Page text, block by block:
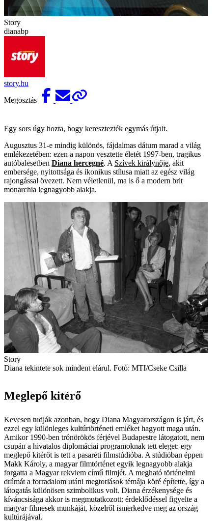
Story
dianabp
story.hu
Megosztás
Egy sors úgy hozta, hogy keresztezték egymás útjait.
Augusztus 31-e mindig különös, fájdalmas dátum marad a világ
emlékezetében: ezen a napon vesztette életét 1997-ben, tragikus
autóbalesetben Diana hercegné. A Szívek királynője, akit
embersége, nyitottsága és ikonikus stílusa miatt az egész világ
rajongással övezett. Nem véletlenül, ma is ő a modern brit
monarchia legnagyobb alakja.
Story
Diana tekintete sok mindent elárul. Fotó: MTI/Cseke Csilla
Meglepő kitérő
Kevesen tudják azonban, hogy Diana Magyarországon is járt, és
ezzel egy különleges kultúrtörténeti emléket hagyott maga után.
Amikor 1990-ben trónörökös férjével Budapestre látogatott, nem
csupán a hivatalos diplomáciai programoknak tett eleget: egy
meglepő kitérőt is tett a pasaréti filmstúdióba. A stúdióban éppen
Makk Károly, a magyar filmtörténet egyik legnagyobb alakja
forgatta a Magyar rekviem című filmjét. A megható történelmi
drámát a forradalom utáni megtorlások témája köré építette, így a
látogatás különösen szimbolikus volt. Diana érzékenysége és
kíváncsisága akkor is megmutatkozott: érdeklődéssel figyelte a
magyar filmesek munkáját, közelről ismerkedve meg az ország
kultúrájával.